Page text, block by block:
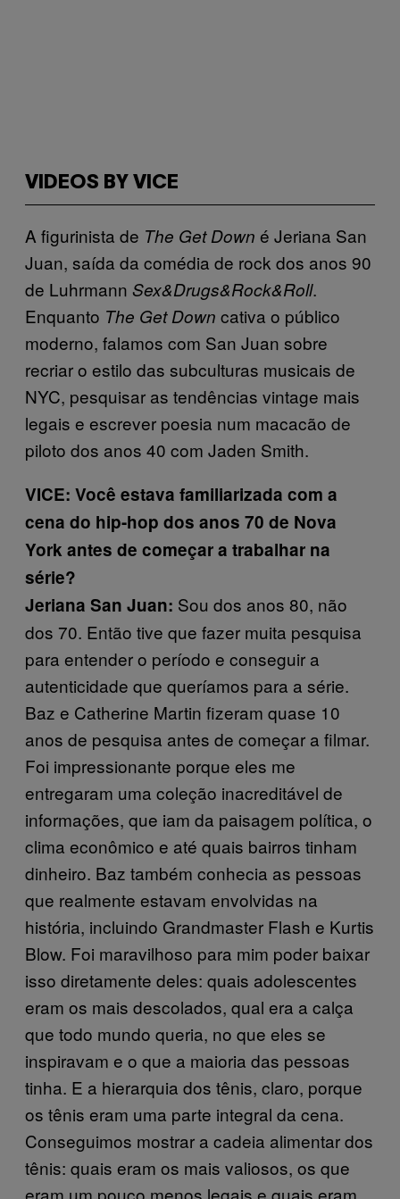
VIDEOS BY VICE
A figurinista de The Get Down é Jeriana San
Juan, saída da comédia de rock dos anos 90
de Luhrmann Sex&Drugs&Rock&Roll.
Enquanto The Get Down cativa o público
moderno, falamos com San Juan sobre
recriar o estilo das subculturas musicais de
NYC, pesquisar as tendências vintage mais
legais e escrever poesia num macacão de
piloto dos anos 40 com Jaden Smith.
VICE: Você estava familiarizada com a
cena do hip-hop dos anos 70 de Nova
York antes de começar a trabalhar na
série?
Jeriana San Juan: Sou dos anos 80, não
dos 70. Então tive que fazer muita pesquisa
para entender o período e conseguir a
autenticidade que queríamos para a série.
Baz e Catherine Martin fizeram quase 10
anos de pesquisa antes de começar a filmar.
Foi impressionante porque eles me
entregaram uma coleção inacreditável de
informações, que iam da paisagem política, o
clima econômico e até quais bairros tinham
dinheiro. Baz também conhecia as pessoas
que realmente estavam envolvidas na
história, incluindo Grandmaster Flash e Kurtis
Blow. Foi maravilhoso para mim poder baixar
isso diretamente deles: quais adolescentes
eram os mais descolados, qual era a calça
que todo mundo queria, no que eles se
inspiravam e o que a maioria das pessoas
tinha. E a hierarquia dos tênis, claro, porque
os tênis eram uma parte integral da cena.
Conseguimos mostrar a cadeia alimentar dos
tênis: quais eram os mais valiosos, os que
eram um pouco menos legais e quais eram